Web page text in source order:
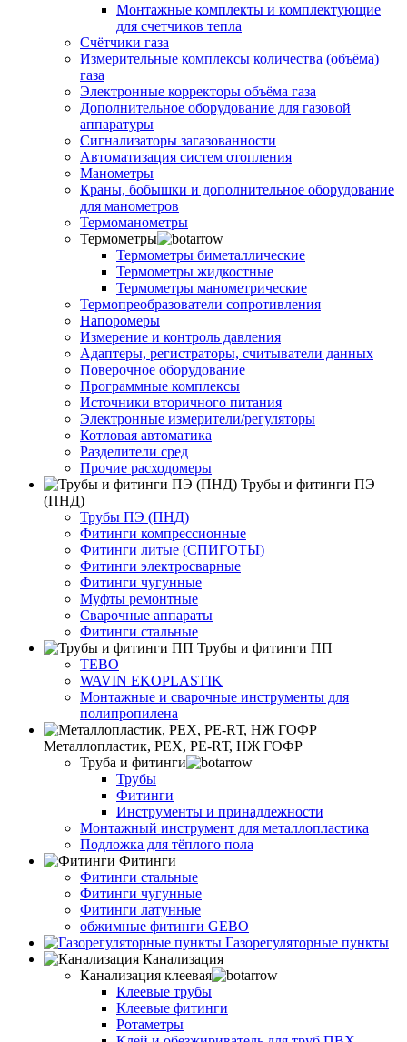
Монтажные комплекты и комплектующие
для счетчиков тепла
Счётчики газа
Измерительные комплексы количества (объёма)
газа
Электронные корректоры объёма газа
Дополнительное оборудование для газовой
аппаратуры
Сигнализаторы загазованности
Автоматизация систем отопления
Манометры
Краны, бобышки и дополнительное оборудование
для манометров
Термоманометры
Термометры
Термометры биметаллические
Термометры жидкостные
Термометры манометрические
Термопреобразователи сопротивления
Напоромеры
Измерение и контроль давления
Адаптеры, регистраторы, считыватели данных
Поверочное оборудование
Программные комплексы
Источники вторичного питания
Электронные измерители/регуляторы
Котловая автоматика
Разделители сред
Прочие расходомеры
Трубы и фитинги ПЭ
(ПНД)
Трубы ПЭ (ПНД)
Фитинги компрессионные
Фитинги литые (СПИГОТЫ)
Фитинги электросварные
Фитинги чугунные
Муфты ремонтные
Сварочные аппараты
Фитинги стальные
Трубы и фитинги ПП
TEBO
WAVIN EKOPLASTIK
Монтажные и сварочные инструменты для
полипропилена
Металлопластик, РЕХ, РЕ-RТ, НЖ ГОФР
Труба и фитинги
Трубы
Фитинги
Инструменты и принадлежности
Монтажный инструмент для металлопластика
Подложка для тёплого пола
Фитинги
Фитинги стальные
Фитинги чугунные
Фитинги латунные
обжимные фитинги GEBO
Газорегуляторные пункты
Канализация
Канализация клеевая
Клеевые трубы
Клеевые фитинги
Ротаметры